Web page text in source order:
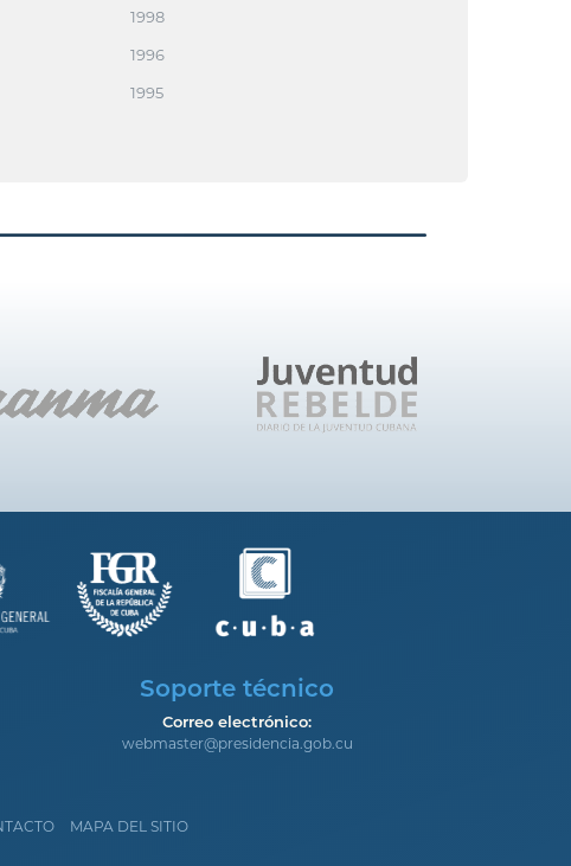
1998
1996
1995
Soporte técnico
Correo electrónico:
webmaster@presidencia.gob.cu
MAPA DEL SITIO